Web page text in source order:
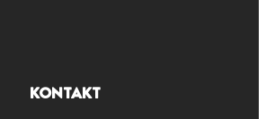
KONTAKT